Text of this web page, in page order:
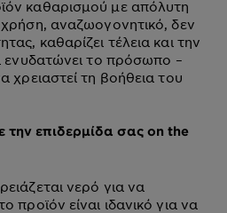
καθαρισμού με απόλυτη
χρήση, αναζωογονητικό, δεν
καθαρίζει τέλεια και την
ενυδατώνει το πρόσωπο –
χρειαστεί τη βοήθεια του
επιδερμίδα σας οn the
νερό για να
προϊόν είναι ιδανικό για να